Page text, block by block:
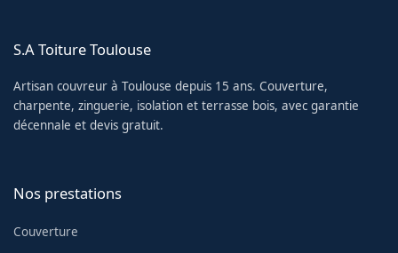
S.A Toiture Toulouse
Artisan couvreur à Toulouse depuis 15 ans. Couverture,
charpente, zinguerie, isolation et terrasse bois, avec garantie
décennale et devis gratuit.
Nos prestations
Couverture